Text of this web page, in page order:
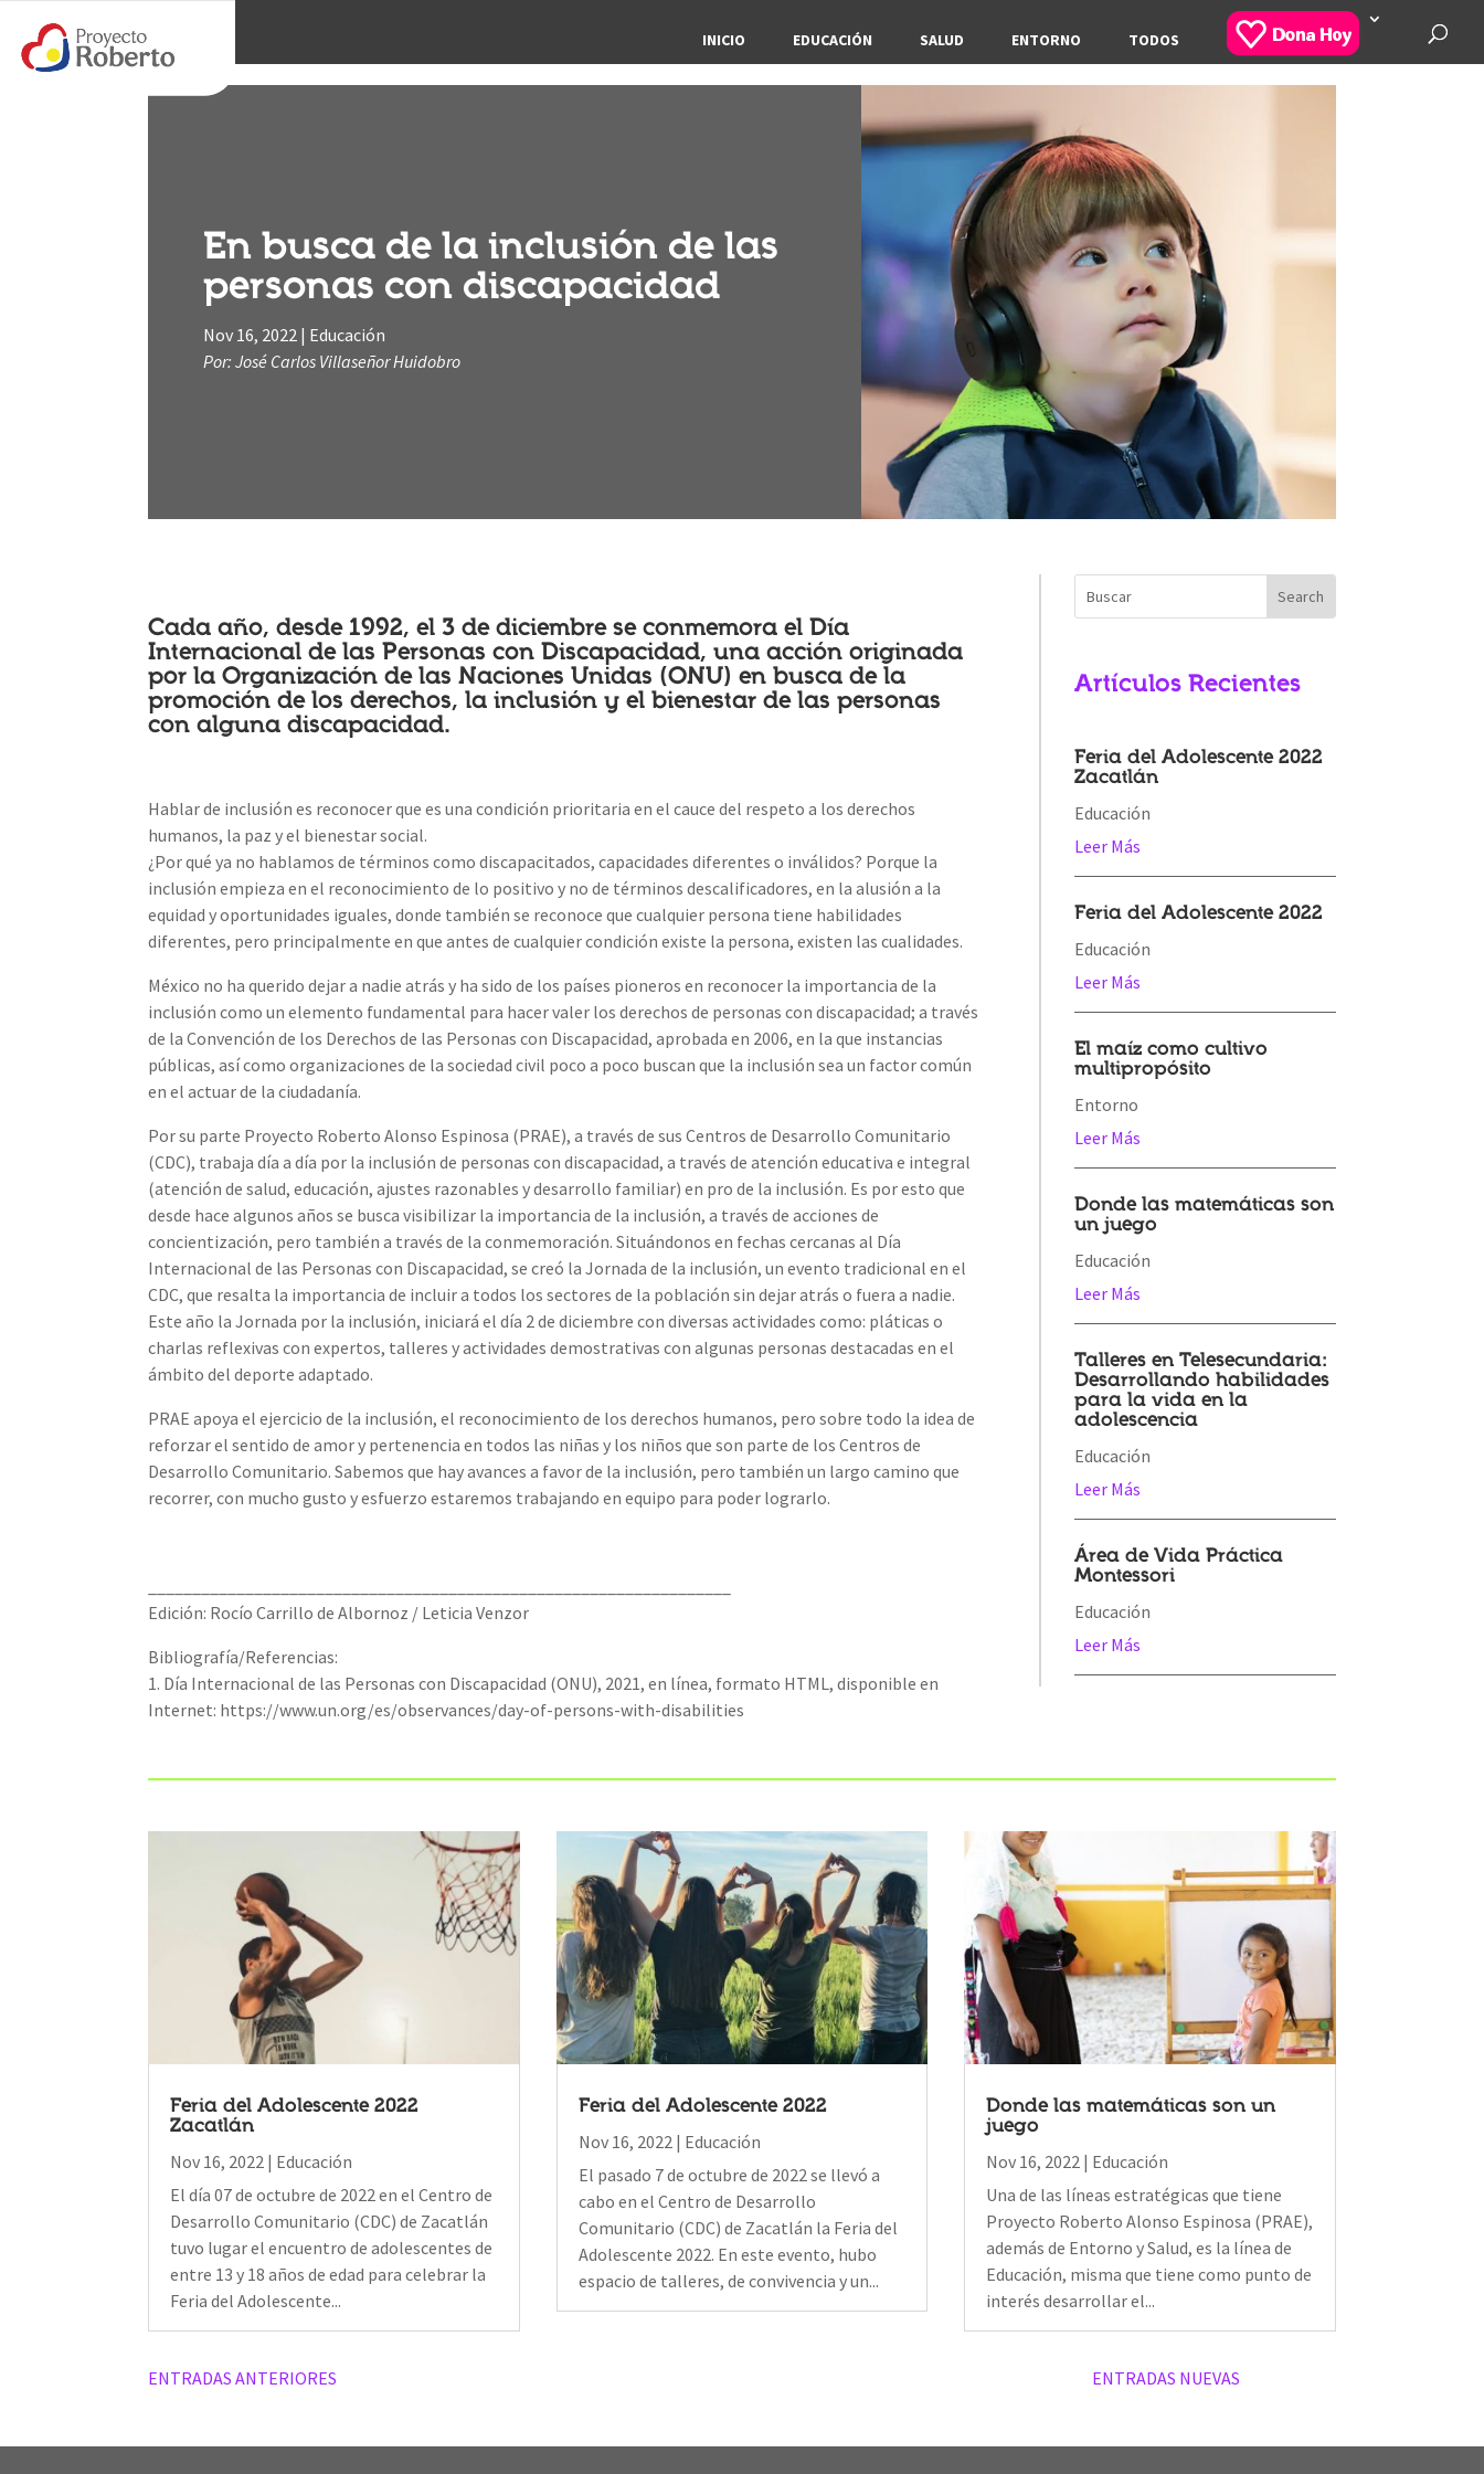
INICIO EDUCACIÓN SALUD ENTORNO TODOS
En busca de la inclusión de las
personas con discapacidad
Nov 16, 2022 | Educación
Por: José Carlos Villaseñor Huidobro
Cada año, desde 1992, el 3 de diciembre se conmemora el Día
Internacional de las Personas con Discapacidad, una acción originada
por la Organización de las Naciones Unidas (ONU) en busca de la
promoción de los derechos, la inclusión y el bienestar de las personas
con alguna discapacidad.
Hablar de inclusión es reconocer que es una condición prioritaria en el cauce del respeto a los derechos
humanos, la paz y el bienestar social.
¿Por qué ya no hablamos de términos como discapacitados, capacidades diferentes o inválidos? Porque la
inclusión empieza en el reconocimiento de lo positivo y no de términos descalificadores, en la alusión a la
equidad y oportunidades iguales, donde también se reconoce que cualquier persona tiene habilidades
diferentes, pero principalmente en que antes de cualquier condición existe la persona, existen las cualidades.
México no ha querido dejar a nadie atrás y ha sido de los países pioneros en reconocer la importancia de la
inclusión como un elemento fundamental para hacer valer los derechos de personas con discapacidad; a través
de la Convención de los Derechos de las Personas con Discapacidad, aprobada en 2006, en la que instancias
públicas, así como organizaciones de la sociedad civil poco a poco buscan que la inclusión sea un factor común
en el actuar de la ciudadanía.
Por su parte Proyecto Roberto Alonso Espinosa (PRAE), a través de sus Centros de Desarrollo Comunitario
(CDC), trabaja día a día por la inclusión de personas con discapacidad, a través de atención educativa e integral
(atención de salud, educación, ajustes razonables y desarrollo familiar) en pro de la inclusión. Es por esto que
desde hace algunos años se busca visibilizar la importancia de la inclusión, a través de acciones de
concientización, pero también a través de la conmemoración. Situándonos en fechas cercanas al Día
Internacional de las Personas con Discapacidad, se creó la Jornada de la inclusión, un evento tradicional en el
CDC, que resalta la importancia de incluir a todos los sectores de la población sin dejar atrás o fuera a nadie.
Este año la Jornada por la inclusión, iniciará el día 2 de diciembre con diversas actividades como: pláticas o
charlas reflexivas con expertos, talleres y actividades demostrativas con algunas personas destacadas en el
ámbito del deporte adaptado.
PRAE apoya el ejercicio de la inclusión, el reconocimiento de los derechos humanos, pero sobre todo la idea de
reforzar el sentido de amor y pertenencia en todos las niñas y los niños que son parte de los Centros de
Desarrollo Comunitario. Sabemos que hay avances a favor de la inclusión, pero también un largo camino que
recorrer, con mucho gusto y esfuerzo estaremos trabajando en equipo para poder lograrlo.
Edición: Rocío Carrillo de Albornoz / Leticia Venzor
Bibliografía/Referencias:
1. Día Internacional de las Personas con Discapacidad (ONU), 2021, en línea, formato HTML, disponible en
Internet: https://www.un.org/es/observances/day-of-persons-with-disabilities
Artículos Recientes
Feria del Adolescente 2022
Zacatlán
Educación
Leer Más
Feria del Adolescente 2022
Educación
Leer Más
El maíz como cultivo
multipropósito
Entorno
Leer Más
Donde las matemáticas son
un juego
Educación
Leer Más
Talleres en Telesecundaria:
Desarrollando habilidades
para la vida en la
adolescencia
Educación
Leer Más
Área de Vida Práctica
Montessori
Educación
Leer Más
Feria del Adolescente 2022
Zacatlán
Nov 16, 2022 | Educación
El día 07 de octubre de 2022 en el Centro de
Desarrollo Comunitario (CDC) de Zacatlán
tuvo lugar el encuentro de adolescentes de
entre 13 y 18 años de edad para celebrar la
Feria del Adolescente...
Feria del Adolescente 2022
Nov 16, 2022 | Educación
El pasado 7 de octubre de 2022 se llevó a
cabo en el Centro de Desarrollo
Comunitario (CDC) de Zacatlán la Feria del
Adolescente 2022. En este evento, hubo
espacio de talleres, de convivencia y un...
Donde las matemáticas son un
juego
Nov 16, 2022 | Educación
Una de las líneas estratégicas que tiene
Proyecto Roberto Alonso Espinosa (PRAE),
además de Entorno y Salud, es la línea de
Educación, misma que tiene como punto de
interés desarrollar el...